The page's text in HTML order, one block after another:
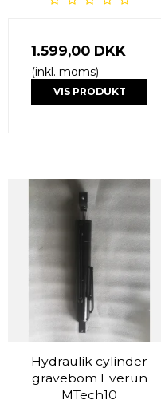
1.599,00 DKK
(inkl. moms)
VIS PRODUKT
Hydraulik cylinder
gravebom Everun
MTech10